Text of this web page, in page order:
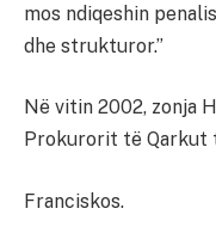
mos ndiqeshin
dhe strukturor.”
Në vitin 2002, zonja
Prokurorit të Qarkut
Franciskos.